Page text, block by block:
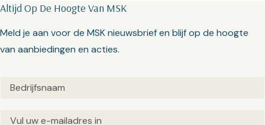
Altijd Op De Hoogte Van MSK
Meld je aan voor de MSK nieuwsbrief en blijf op de hoogte
van aanbiedingen en acties.
Untitled(Vereist)
Email(Vereist)